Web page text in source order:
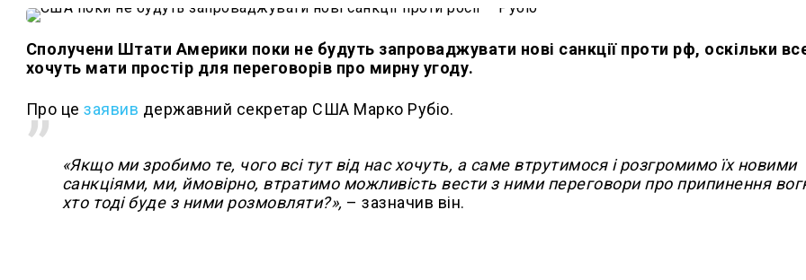
Сполучени Штати Америки поки не будуть запроваджувати нові санкції проти рф, оскільки
хочуть мати простір для переговорів про мирну угоду.
Про цезаявив державний секретар США Марко Рубіо.
«Якщо ми зробимо те, чого всі тут від нас хочуть, а саме втрутимося і розгромимо їх новими
санкціями, ми, ймовірно, втратимо можливість вести з ними переговори про припинення
хто тоді буде з ними розмовляти?», – зазначив він.